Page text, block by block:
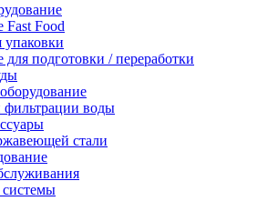
Fast Food
подготовки / переработки
фильтрации воды
стали